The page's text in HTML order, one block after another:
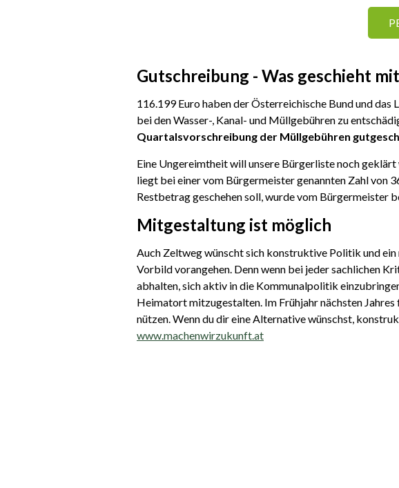
Gutschreibung - Was geschieht
116.199 Euro haben der Österreichische Bund und
bei den Wasser-, Kanal- und Müllgebühren zu
Quartalsvorschreibung der Müllgebühren
Eine Ungereimtheit will unsere Bürgerliste noch
liegt bei einer vom Bürgermeister genannten Zahl von
Restbetrag geschehen soll, wurde vom
Mitgestaltung ist möglich
Auch Zeltweg wünscht sich konstruktive Politik und
Vorbild vorangehen. Denn wenn bei jeder sachlichen
abhalten, sich aktiv in die Kommunalpolitik
Heimatort mitzugestalten. Im Frühjahr nächsten
nützen. Wenn du dir eine Alternative wünschst,
www.machenwirzukunft.at